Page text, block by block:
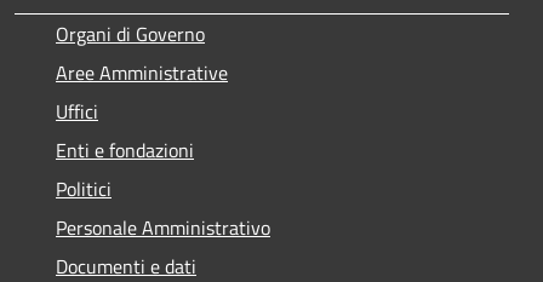
Organi di Governo
Aree Amministrative
Uffici
Enti e fondazioni
Politici
Personale Amministrativo
Documenti e dati